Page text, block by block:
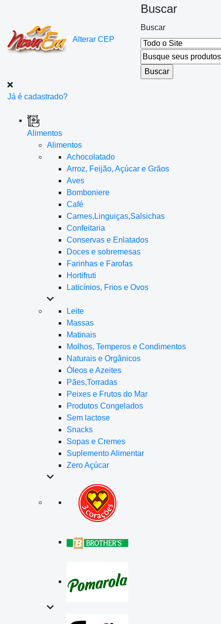
Alterar CEP
Buscar
Buscar
Já é cadastrado?
Alimentos
Alimentos
Achocolatado
Arroz, Feijão, Açúcar e Grãos
Aves
Bomboniere
Café
Carnes,Linguiças,Salsichas
Confeitaria
Conservas e Enlatados
Doces e sobremesas
Farinhas e Farofas
Hortifruti
Laticínios, Frios e Ovos
Leite
Massas
Matinais
Molhos, Temperos e Condimentos
Naturais e Orgânicos
Óleos e Azeites
Pães,Torradas
Peixes e Frutos do Mar
Produtos Congelados
Sem lactose
Snacks
Sopas e Cremes
Suplemento Alimentar
Zero Açúcar